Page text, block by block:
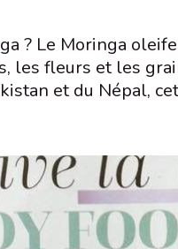
? Le Moringa
les fleurs et les
et du Népal,